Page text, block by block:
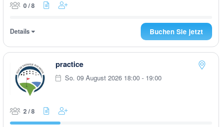
0 / 8
Details Buchen Sie jetzt
practice
So. 09 August 2026 18:00 - 19:00
2 / 8